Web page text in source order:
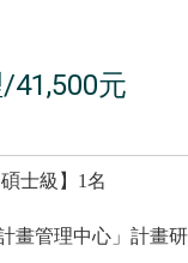
41,500元
士級】 1名
畫管理中心」計畫